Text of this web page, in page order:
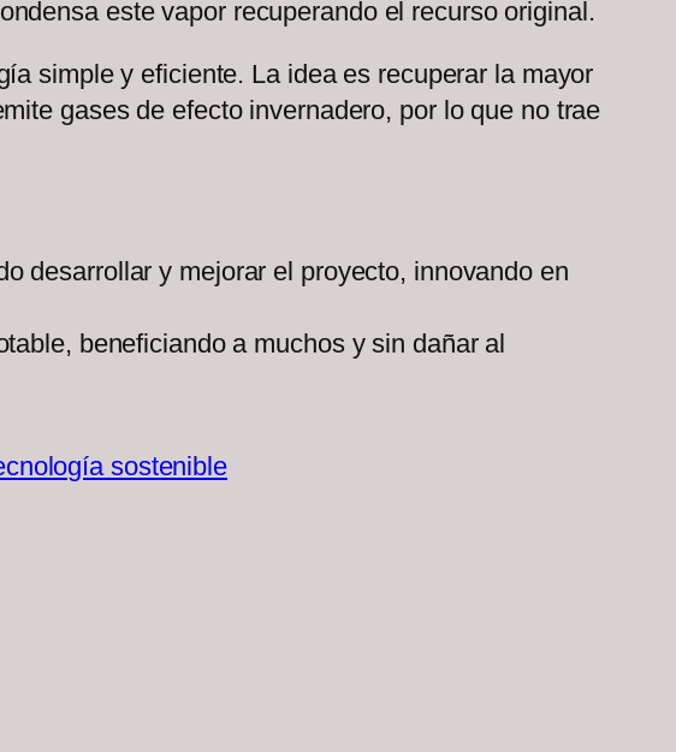
este vapor recuperando el recurso original.
simple y eficiente. La idea es recuperar la mayor
gases de efecto invernadero, por lo que no trae
desarrollar y mejorar el proyecto, innovando en
beneficiando a muchos y sin dañar al
sostenible
WhatsApp